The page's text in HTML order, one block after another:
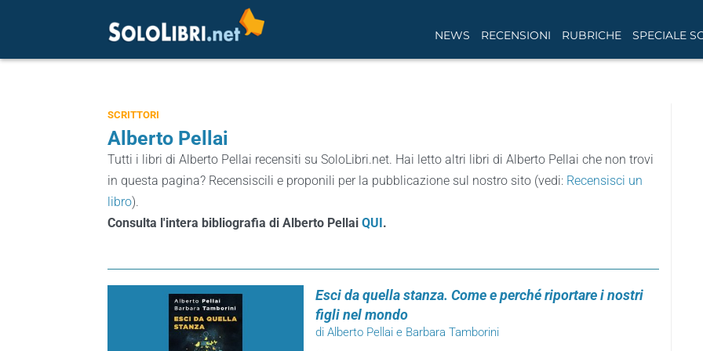
NEWS RECENSIONI RUBRICHE SPECIALE
SCRITTORI
Alberto Pellai
Tutti i libri di Alberto Pellai recensiti su SoloLibri.net. Hai letto altri libri di Alberto Pellai che non trovi
in questa pagina? Recensiscili e proponili per la pubblicazione sul nostro sito (vedi: Recensisci un
libro).
Consulta l'intera bibliografia di Alberto Pellai QUI.
Esci da quella stanza. Come e perché riportare i nostri
figli nel mondo
di Alberto Pellai e Barbara Tamborini